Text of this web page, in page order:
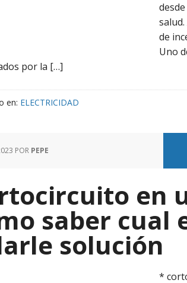
de
Uno
por la […]
en: ELECTRICIDAD
POR PEPE
en
saber cual
solución
*